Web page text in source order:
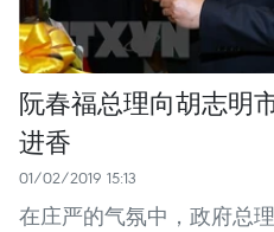
阮春福总理向胡志明
进香
01/02/2019 15:13
在庄严的气氛中，政府总